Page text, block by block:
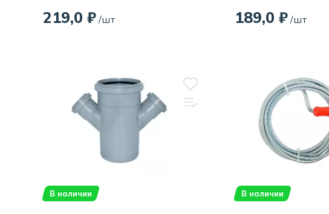
219,0 ₽ /шт 189,0 ₽ /шт
В наличии В наличии